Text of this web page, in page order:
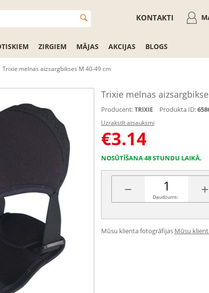
KONTAKTI
ZIRGIEM MĀJAS AKCIJAS BLOGS
Trixie melnas aizsargbikses M 40-49 cm
Trixie melnas
Producent: TRIXIE Produkta ID:
Uzrakstīt atsauksmi
€3.14
NOSŪTĪŠANA 48 STUNDU LAIKĀ.
− +
Daudzums:
Mūsu klienta fotogrāfijas Mūsu